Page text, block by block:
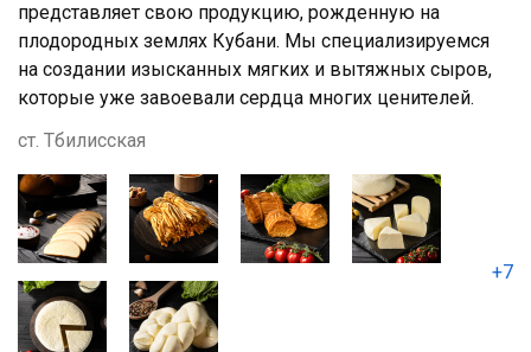
представляет свою продукцию, рожденную на
плодородных землях Кубани. Мы специализируемся
на создании изысканных мягких и вытяжных сыров,
которые уже завоевали сердца многих ценителей.
ст. Тбилисская
+7